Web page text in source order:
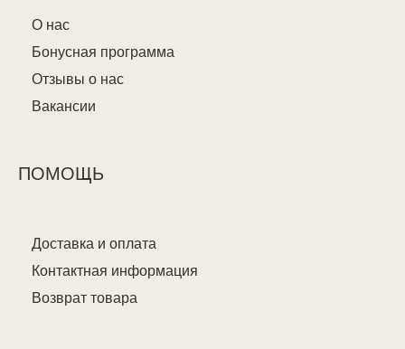
О нас
Бонусная программа
Отзывы о нас
Вакансии
ПОМОЩЬ
Доставка и оплата
Контактная информация
Возврат товара